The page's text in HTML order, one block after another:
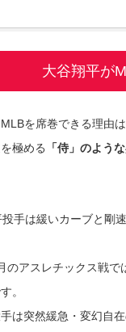
大谷翔平が
を席巻できる理由は
極める 「侍」のよう
手は緩いカーブと剛
のアスレチックス戦
。
は突然緩急・変幻自在